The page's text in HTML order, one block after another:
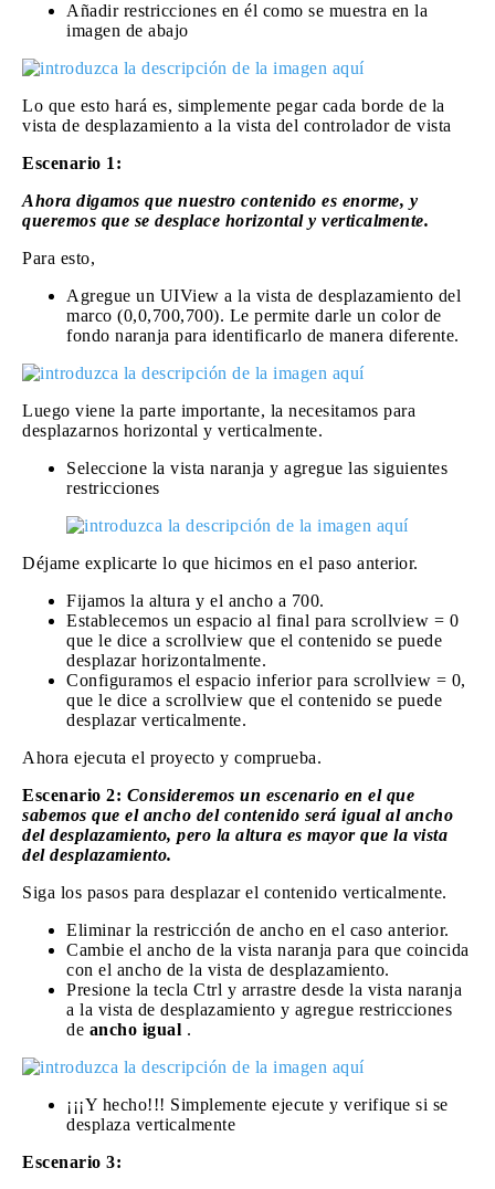
Añadir restricciones en él como se muestra en la
imagen de abajo
Lo que esto hará es, simplemente pegar cada borde de la
vista de desplazamiento a la vista del controlador de vista
Escenario 1:
Ahora digamos que nuestro contenido es enorme, y
queremos que se desplace horizontal y verticalmente.
Para esto,
Agregue un UIView a la vista de desplazamiento del
marco (0,0,700,700). Le permite darle un color de
fondo naranja para identificarlo de manera diferente.
Luego viene la parte importante, la necesitamos para
desplazarnos horizontal y verticalmente.
Seleccione la vista naranja y agregue las siguientes
restricciones
Déjame explicarte lo que hicimos en el paso anterior.
Fijamos la altura y el ancho a 700.
Establecemos un espacio al final para scrollview = 0
que le dice a scrollview que el contenido se puede
desplazar horizontalmente.
Configuramos el espacio inferior para scrollview = 0,
que le dice a scrollview que el contenido se puede
desplazar verticalmente.
Ahora ejecuta el proyecto y comprueba.
Escenario 2: Consideremos un escenario en el que
sabemos que el ancho del contenido será igual al ancho
del desplazamiento, pero la altura es mayor que la vista
del desplazamiento.
Siga los pasos para desplazar el contenido verticalmente.
Eliminar la restricción de ancho en el caso anterior.
Cambie el ancho de la vista naranja para que coincida
con el ancho de la vista de desplazamiento.
Presione la tecla Ctrl y arrastre desde la vista naranja
a la vista de desplazamiento y agregue restricciones
de ancho igual .
¡¡¡Y hecho!!! Simplemente ejecute y verifique si se
desplaza verticalmente
Escenario 3: